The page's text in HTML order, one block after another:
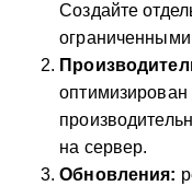
Создайте
на сервер.
Обновления: